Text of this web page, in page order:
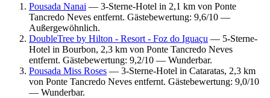
Pousada Nanai — 3-Sterne-Hotel in 2,1 km von Ponte
Tancredo Neves entfernt. Gästebewertung: 9,6/10 —
Außergewöhnlich.
DoubleTree by Hilton - Resort - Foz do Iguaçu — 5-Sterne-
Hotel in Bourbon, 2,3 km von Ponte Tancredo Neves
entfernt. Gästebewertung: 9,2/10 — Wunderbar.
Pousada Miss Roses — 3-Sterne-Hotel in Cataratas, 2,3 km
von Ponte Tancredo Neves entfernt. Gästebewertung: 9,0/10
— Wunderbar.